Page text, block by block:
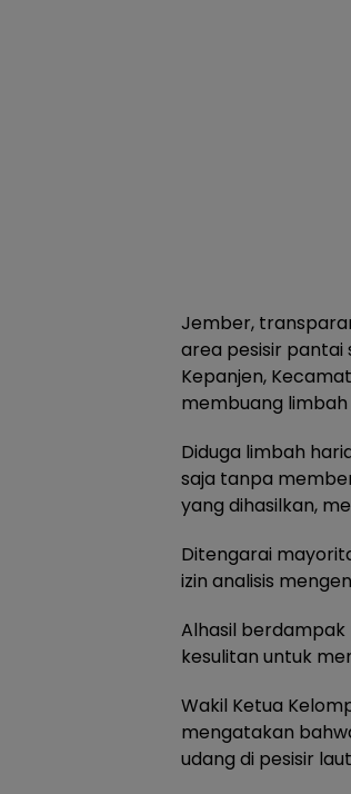
Jember,
area pesisir pantai
Kepanjen,
membuang limbah
Diduga limbah
saja tanpa
yang dihasilkan,
Ditengarai
izin analisis
Alhasil
kesulitan untuk
Wakil Ketua
mengatakan
udang di pesisir